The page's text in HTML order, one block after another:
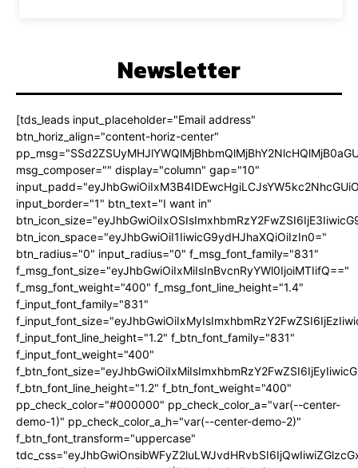
Newsletter
[tds_leads input_placeholder="Email address"
btn_horiz_align="content-horiz-center"
msg_composer="" display="column" gap="10"
input_border="1" btn_text="I want in"
btn_icon_space="eyJhbGwiOiI1IiwicG9ydHJhaXQiOiIzIn0="
btn_radius="0" input_radius="0" f_msg_font_family="831"
f_msg_font_size="eyJhbGwiOiIxMiIsInBvcnRyYWl0IjoiMTIifQ=="
f_msg_font_weight="400" f_msg_font_line_height="1.4"
f_input_font_family="831"
f_input_font_line_height="1.2" f_btn_font_family="831"
f_input_font_weight="400"
f_btn_font_line_height="1.2" f_btn_font_weight="400"
pp_check_color="#000000" pp_check_color_a="var(--center-
demo-1)" pp_check_color_a_h="var(--center-demo-2)"
f_btn_font_transform="uppercase"